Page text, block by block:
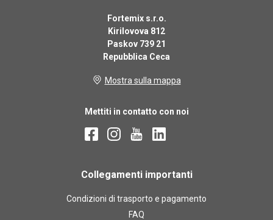
Fortemix s.r.o.
Kirilovova 812
Paskov 739 21
Repubblica Ceca
Mostra sulla mappa
Mettiti in contatto con noi
Collegamenti importanti
Condizioni di trasporto e pagamento
FAQ